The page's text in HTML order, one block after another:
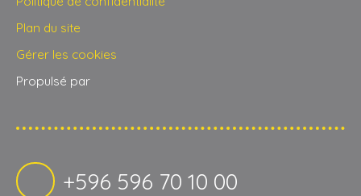
Plan du site
Gérer les cookies
Propulsé par
+596 596 70 10 00